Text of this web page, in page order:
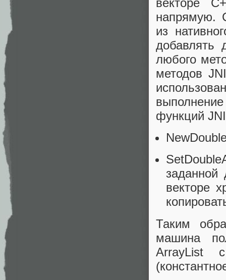
напрямую.
из
добавлять
любого
методов
функций JNI
заданной
векторе
Таким
машина
ArrayList